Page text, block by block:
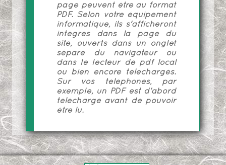
page peuvent être au format
PDF. Selon votre équipement
informatique, ils s'afficheront
intégrés dans la page du
site, ouverts dans un onglet
séparé du navigateur ou
dans le lecteur de pdf local
ou bien encore téléchargés.
Sur vos téléphones, par
exemple, un PDF est d'abord
téléchargé avant de pouvoir
être lu.